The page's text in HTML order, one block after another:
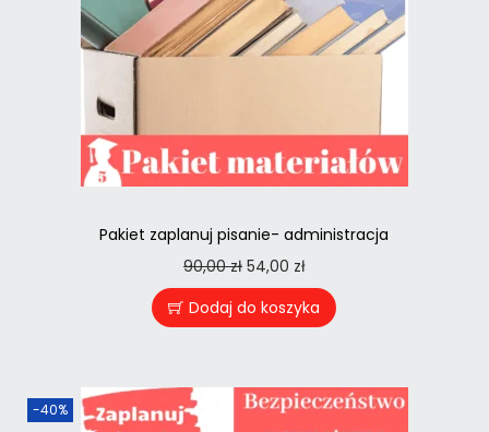
Pakiet zaplanuj pisanie- administracja
90,00zł 54,00 zł
Dodaj do koszyka
-40%